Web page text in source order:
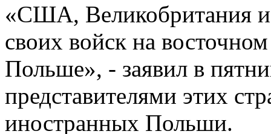
«США, Великобритания и
своих войск на
Польше», - заявил в
представителями этих
иностранных Польши.